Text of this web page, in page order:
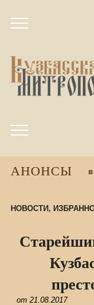
АНОНСЫ
Набор учащихся в
НОВОСТИ ,
от 21.08.2017